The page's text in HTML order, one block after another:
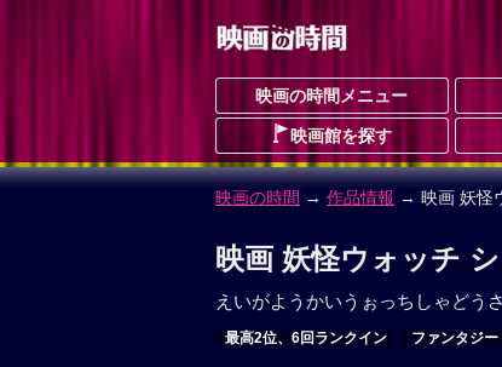
映画の時間メニュー
映画館を探す
映画の時間 → 作品情報 → 映画 妖怪
映画 妖怪ウォッチ
えいがようかいうぉっちしゃどう
最高2位、6回ランクイン ファンタジー